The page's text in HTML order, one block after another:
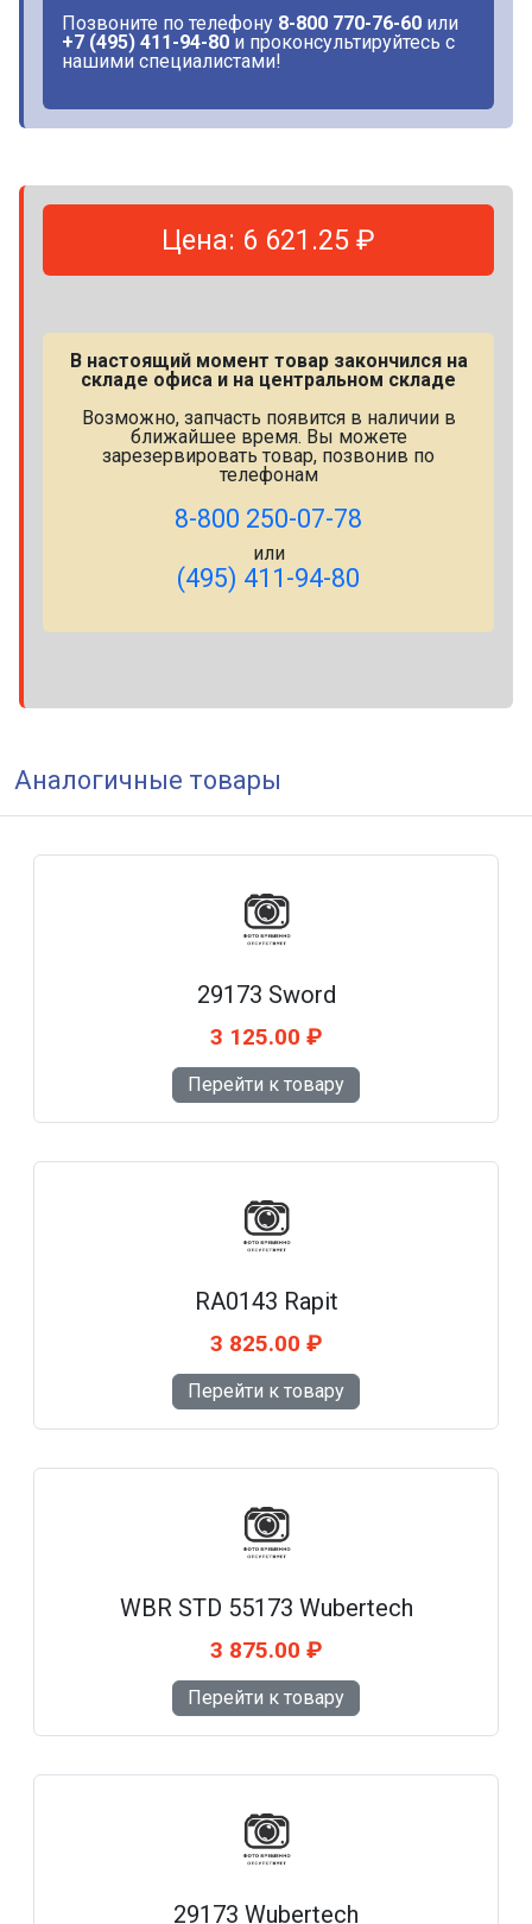
Позвоните по телефону 8-800 770-76-60 или
+7 (495) 411-94-80 и проконсультируйтесь с
нашими специалистами!
Цена: 6 621.25 ₽
В настоящий момент товар закончился на
складе офиса и на центральном складе
Возможно, запчасть появится в наличии в
ближайшее время. Вы можете
зарезервировать товар, позвонив по
телефонам
8-800 250-07-78
или
(495) 411-94-80
Аналогичные товары
29173 Sword
3 125.00 ₽
Перейти к товару
RA0143 Rapit
3 825.00 ₽
Перейти к товару
WBR STD 55173 Wubertech
3 875.00 ₽
Перейти к товару
29173 Wubertech